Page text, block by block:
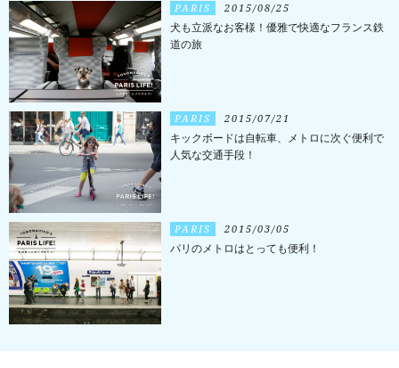
PARIS 2015/08/25
犬も立派なお客様！優雅で快適なフランス鉄
道の旅
PARIS 2015/07/21
キックボードは自転車、メトロに次ぐ便利で
人気な交通手段！
PARIS 2015/03/05
パリのメトロはとっても便利！